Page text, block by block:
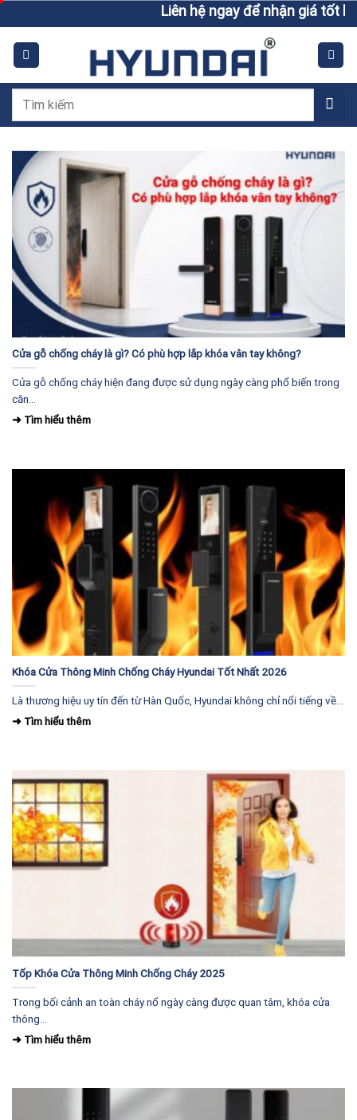
to
content
Liên hệ ngay để nhận giá tốt hơn
Tìm
Cửa gỗ chống cháy là gì? Có phù hợp lắp khóa vân tay không?
Cửa gỗ chống cháy hiện đang được sử dụng ngày càng phổ biến trong
căn...
Khóa Cửa Thông Minh Chống Cháy Hyundai Tốt Nhất 2026
Là thương hiệu uy tín đến từ Hàn Quốc, Hyundai không chỉ nổi tiếng về...
Tốp Khóa Cửa Thông Minh Chống Cháy 2025
Trong bối cảnh an toàn cháy nổ ngày càng được quan tâm, khóa cửa
thông...